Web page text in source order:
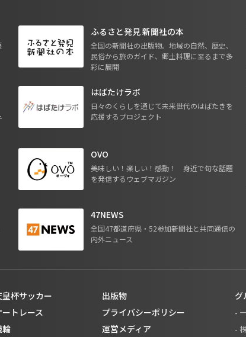
ふるさと発見 新聞社の本
全国の新聞社の出版物。地域の自然、歴史、
民俗から旅のガイド、郷土料理に至るまで多
彩に展開
はばたけラボ
日々のくらしを通じて未来世代のはばたきを
応援するプロジェクト
OVO
美味しい！楽しい！感動！ 身近で旬な話題
を発信するウェブマガジン
47NEWS
全国47都道府県・52参加新聞社と共同通信の
内外ニュース
皇杯サッカー
ートレース
輪
出版物
プライバシーポリシー
運営メディア
グ
-
-